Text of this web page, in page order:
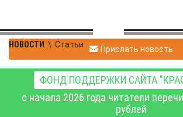
НОВОСТИ \ Статьи Прислать новость
ФОНД ПОДДЕРЖКИ САЙТА
с начала 2026 года читатели
рублей